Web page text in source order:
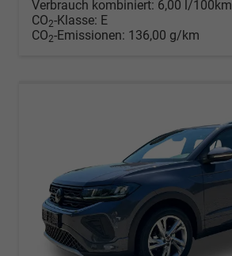
Verbrauch kombiniert: 6,00 l/100km
CO2-Klasse: E
CO2-Emissionen: 136,00 g/km